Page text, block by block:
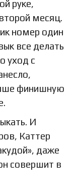
руке,
месяц.
номер один
все делать
уход с
финишную
И
Каттер
даже
совершит в